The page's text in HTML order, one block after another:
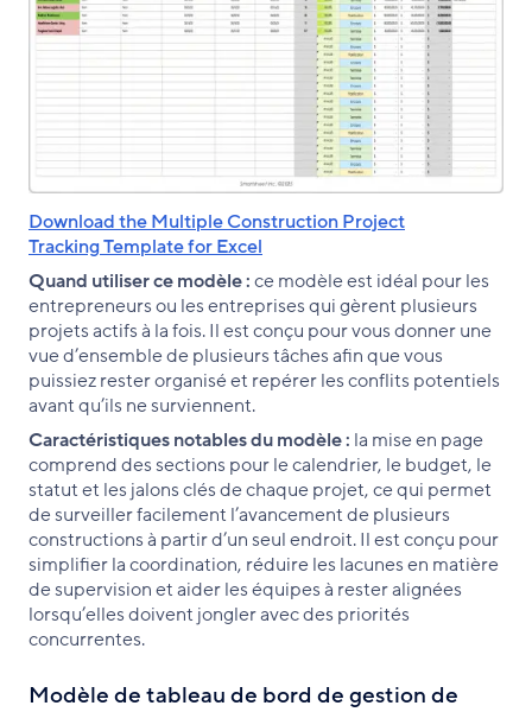
Download the Multiple Construction Project
Tracking Template for Excel
Quand utiliser ce modèle :ce modèle est idéal pour les
entrepreneurs ou les entreprises qui gèrent plusieurs
projets actifs à la fois. Il est conçu pour vous donner une
vue d’ensemble de plusieurs tâches afin que vous
puissiez rester organisé et repérer les conflits potentiels
avant qu’ils ne surviennent.
Caractéristiques notables du modèle : la mise en page
comprend des sections pour le calendrier, le budget, le
statut et les jalons clés de chaque projet, ce qui permet
de surveiller facilement l’avancement de plusieurs
constructions à partir d’un seul endroit. Il est conçu pour
simplifier la coordination, réduire les lacunes en matière
de supervision et aider les équipes à rester alignées
lorsqu’elles doivent jongler avec des priorités
concurrentes.
Modèle de tableau de bord de gestion de